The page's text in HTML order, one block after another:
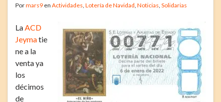
Pormars9 en Actividades Lotería de Navidad Noticias Solidarias
La ACD
Jeymatie
ne a la
venta ya
los
décimos
de